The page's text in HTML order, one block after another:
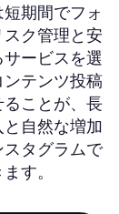
期間でフォ
ク管理と安
ービスを選
テンツ投稿
ことが、長
自然な増加
タグラムで
す。